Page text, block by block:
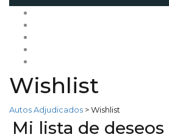
Wishlist
Autos Adjudicados >Wishlist
Mi lista de deseos